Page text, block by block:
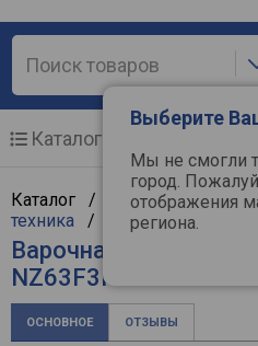
Выберите
Мы не смогли
город.
отображения
региона.
Каталог
Каталог / Крупная бытовая
техника / Варочные
Варочная
NZ63F3NM1AB
ОСНОВНОЕ ОТЗЫВЫ